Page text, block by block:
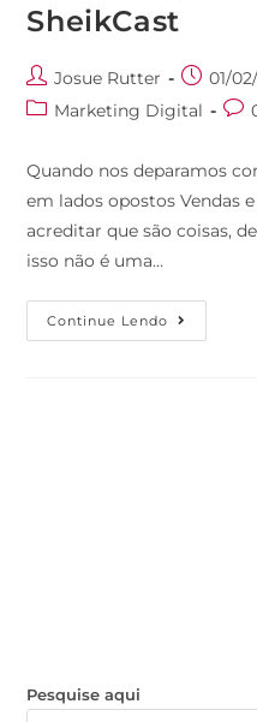
SheikCast
Josue Rutter
01/
Marketing Digital
Quando nos deparamos
em lados opostos Vendas
acreditar que são coisas,
isso não é uma…
Continue Lendo
Pesquise aqui